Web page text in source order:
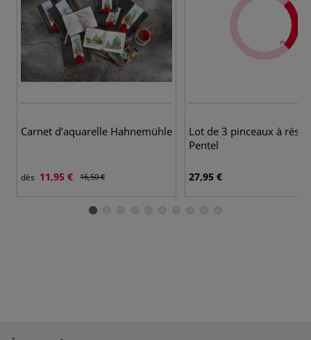
Carnet d’aquarelle Hahnemühle
dès 11,95 € 16,50 €
Lot de 3 pinceaux à
Pentel
27,95 €